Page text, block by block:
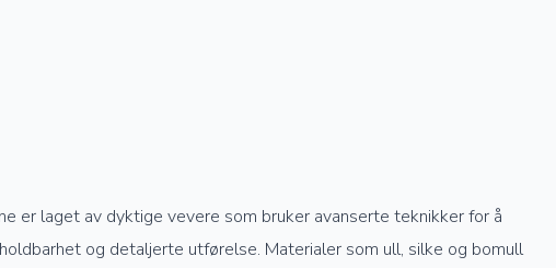
er laget av dyktige vevere som bruker avanserte teknikker for å
og detaljerte utførelse. Materialer som ull, silke og bomull